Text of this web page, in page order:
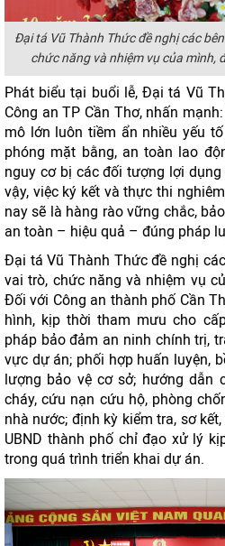
Đại tá Vũ Thành Thức đề nghị các
chức năng và nhiệm vụ của mình,
Phát biểu tại buổi lễ, Đại tá Vũ
Công an TP Cần Thơ, nhấn
mô lớn luôn tiềm ẩn nhiều yếu
phóng mặt bằng, an toàn lao
nguy cơ bị các đối tượng lợi
vậy, việc ký kết và thực thi
nay sẽ là hàng rào vững chắc,
an toàn – hiệu quả – đúng pháp
Đại tá Vũ Thành Thức đề nghị
vai trò, chức năng và nhiệm vụ
Đối với Công an thành phố Cần
hình, kịp thời tham mưu cho
pháp bảo đảm an ninh chính trị,
vực dự án; phối hợp huấn luyện,
lượng bảo vệ cơ sở; hướng dẫn
cháy, cứu nạn cứu hộ, phòng
nhà nước; định kỳ kiểm tra, sơ
UBND thành phố chỉ đạo xử lý
trong quá trình triển khai dự án.